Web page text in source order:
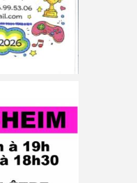
à la salle des
13h à 19h et le
Thérapeutes –